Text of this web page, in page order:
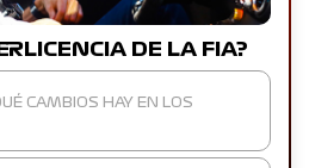
DE LA FIA?
CAMBIOS HAY EN LOS